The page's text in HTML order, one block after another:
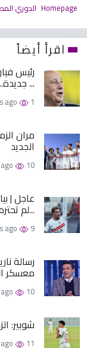
Homepage الدوري
اقرأ أيضاً
رئيس
جديدة.. موقف ...
ago 1
مران
الجديد
10
عاجل |
لم تحترم...
ago 9
رسالة
معسكر
10
شوبير:
11